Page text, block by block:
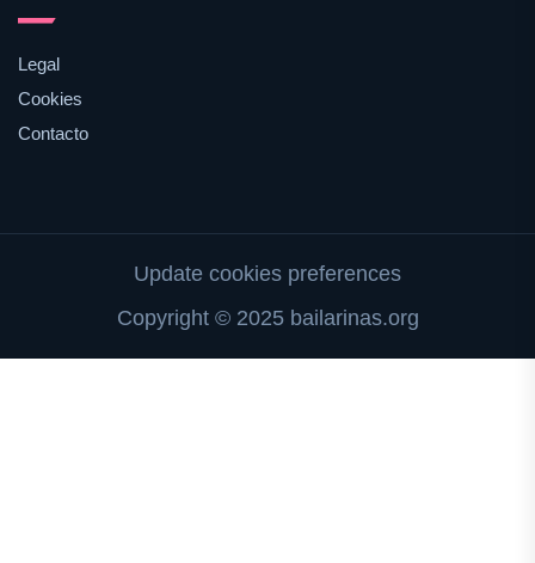
Legal
Cookies
Contacto
Update cookies preferences
Copyright © 2025 bailarinas.org